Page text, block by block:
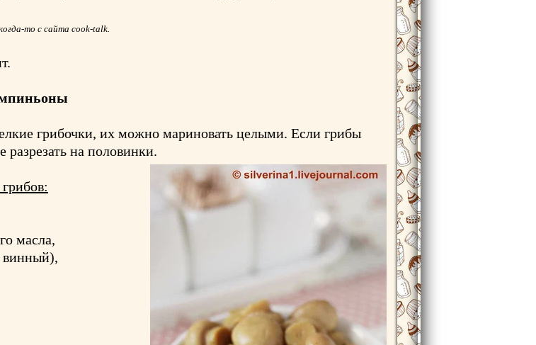
то с сайта cook-talk.
грибочки, их можно мариновать целыми. Если грибы
на половинки.
масла,
винный),